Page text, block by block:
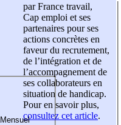
par France travail,
Cap emploi et ses
partenaires pour ses
actions concrètes en
faveur du recrutement,
de l’intégration et de
l’accompagnement de
ses collaborateurs en
situation de handicap.
Pour en savoir plus,
consultez cet article.